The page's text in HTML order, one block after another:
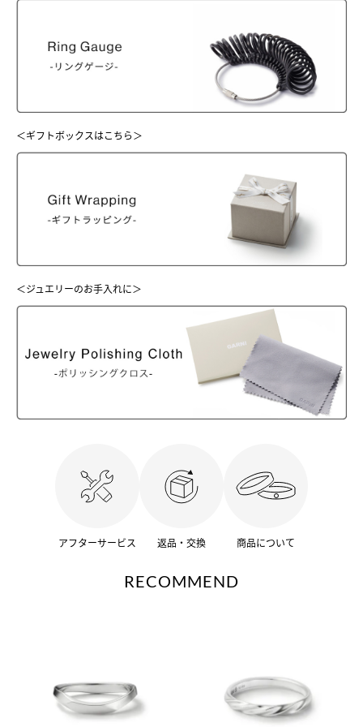
＜ギフトボックスはこちら＞
＜ジュエリーのお手入れに＞
アフターサービス 返品・交換 商品について
RECOMMEND